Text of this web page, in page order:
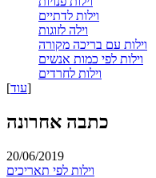
וילות לדתיים
וילה לזוגות
וילות עם בריכה מקורה
וילות לפי כמות אנשים
וילות לחרדים
[עוד]
כתבה אחרונה
20/06/2019
וילות לפי תאריכים